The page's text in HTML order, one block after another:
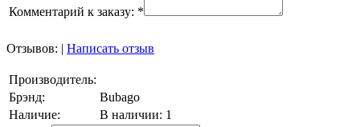
Комментарий к заказу: *
Отзывов: | Написать отзыв
Производитель:
Брэнд:
Bubago
Наличие:
В наличии: 1